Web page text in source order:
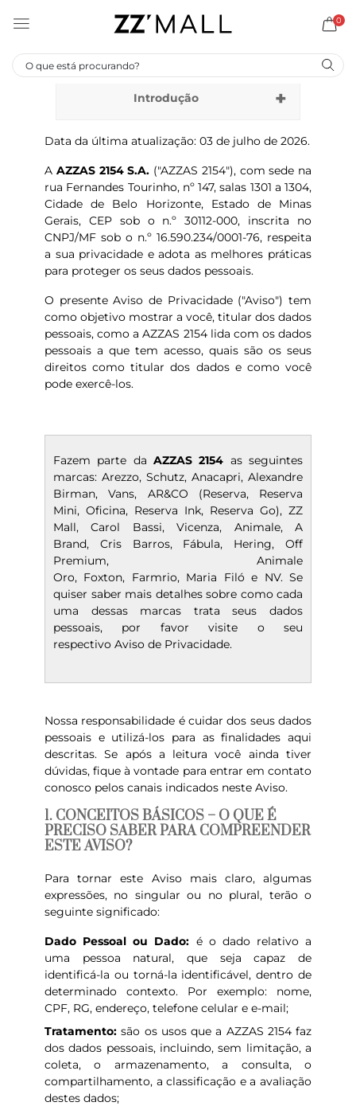
0
Introdução
Data da última atualização: 03 de julho de 2026.
A AZZAS 2154 S.A. ("AZZAS 2154"), com sede na
rua Fernandes Tourinho, nº 147, salas 1301 a 1304,
Cidade de Belo Horizonte, Estado de Minas
Gerais, CEP sob o n.º 30112-000, inscrita no
CNPJ/MF sob o n.º 16.590.234/0001-76, respeita
a sua privacidade e adota as melhores práticas
para proteger os seus dados pessoais.
O presente Aviso de Privacidade ("Aviso") tem
como objetivo mostrar a você, titular dos dados
pessoais, como a AZZAS 2154 lida com os dados
pessoais a que tem acesso, quais são os seus
direitos como titular dos dados e como você
pode exercê-los.
Fazem parte da AZZAS 2154 as seguintes
marcas: Arezzo, Schutz, Anacapri, Alexandre
Birman,Vans, AR&CO (Reserva, Reserva
Mini, Oficina, Reserva Ink, Reserva Go), ZZ
Mall,Carol Bassi,Vicenza, Animale,A
Brand, Cris Barros, Fábula, Hering,Off
Premium, Animale
Oro, Foxton, Farmrio, Maria Filóe NV. Se
quiser saber mais detalhes sobre como cada
uma dessas marcas trata seus dados
pessoais, por favor visite o seu
respectivo Aviso de Privacidade.
Nossa responsabilidade é cuidar dos seus dados
pessoais e utilizá-los para as finalidades aqui
descritas. Se após a leitura você ainda tiver
dúvidas, fique à vontade para entrar em contato
conosco pelos canais indicados neste Aviso.
1. CONCEITOS BÁSICOS – O QUE É
PRECISO SABER PARA COMPREENDER
ESTE AVISO?
Para tornar este Aviso mais claro, algumas
expressões, no singular ou no plural, terão o
seguinte significado:
Dado Pessoal ou Dado: é o dado relativo a
uma pessoa natural, que seja capaz de
identificá-la ou torná-la identificável, dentro de
determinado contexto. Por exemplo: nome,
CPF, RG, endereço, telefone celular e e-mail;
Tratamento: são os usos que a AZZAS 2154 faz
dos dados pessoais, incluindo, sem limitação, a
coleta, o armazenamento, a consulta, o
compartilhamento, a classificação e a avaliação
destes dados;